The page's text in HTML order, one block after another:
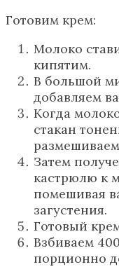
Готовим крем:
Молоко
кипятим.
В большой
добавляем
Когда
стакан
Затем
кастрюлю к
помешивая
загустения.
Готовый
Взбиваем
порционно